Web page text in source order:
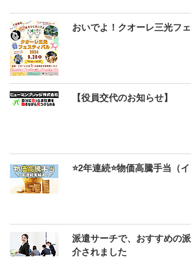
おいでよ！クオーレ三光フ
【役員交代のお知らせ】
⭐2年連続⭐物価高騰手当（
派遣サーチで、おすすめの
介されました